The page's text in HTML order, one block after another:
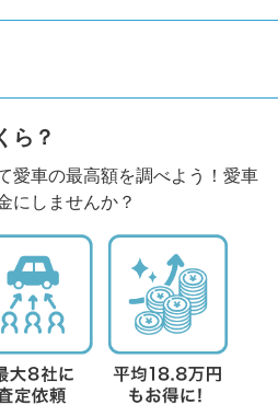
ら？
愛車の最高額を調べよう！愛車
にしませんか？